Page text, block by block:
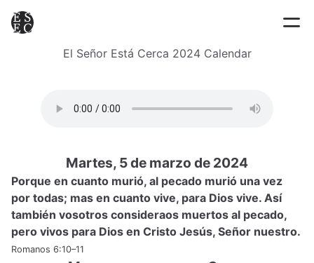
El Señor Está Cerca 2024 Calendar
Martes, 5 de marzo de 2024
Porque en cuanto murió, al pecado murió una vez
por todas; mas en cuanto vive, para Dios vive. Así
también vosotros consideraos muertos al pecado,
pero vivos para Dios en Cristo Jesús, Señor nuestro.
Romanos 6:10–11